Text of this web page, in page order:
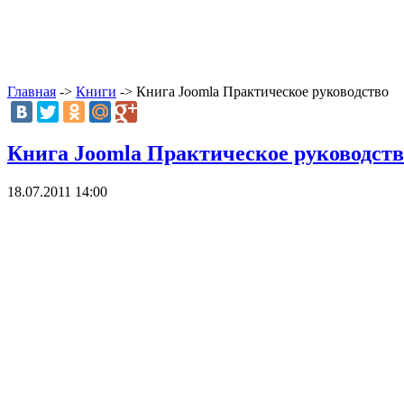
Главная -> Книги -> Книга Joomla Практическое руководство
Книга Joomla Практическое
18.07.2011 14:00